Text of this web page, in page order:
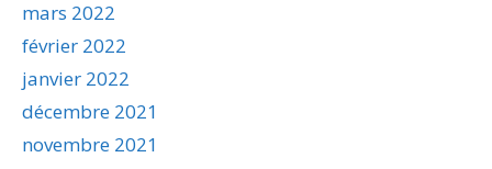
mars 2022
février 2022
janvier 2022
décembre 2021
novembre 2021